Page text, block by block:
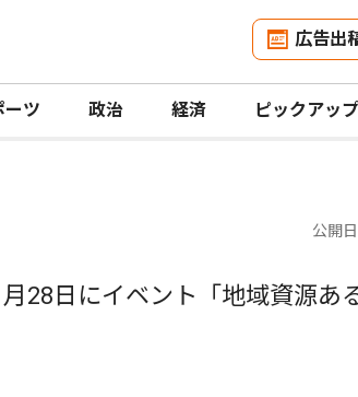
広告出
ーツ 政治 経済 ピックアップ
公開
28日にイベント「地域資源あ